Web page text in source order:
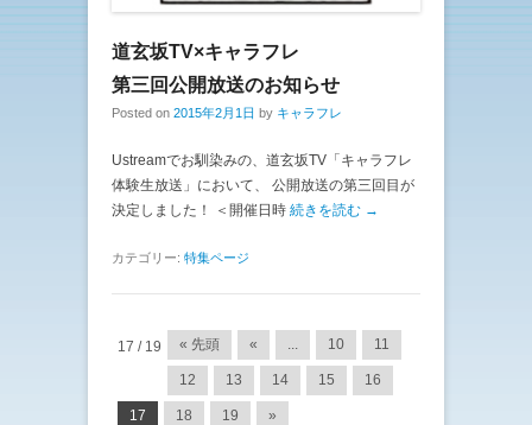
道玄坂TV×キャラフレ
第三回公開放送のお知らせ
Posted on 2015年2月1日 by キャラフレ
Ustreamでお馴染みの、道玄坂TV「キャラフレ
体験生放送」において、 公開放送の第三回目が
決定しました！ ＜開催日時 続きを読む →
カテゴリー: 特集ページ
投稿ナビゲーション
17 / 19 « 先頭 « ... 10 11
12 13 14 15 16
17 18 19 »